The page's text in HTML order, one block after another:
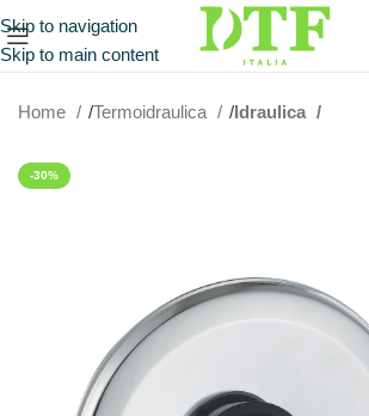
Skip to navigation
Skip to main content
Home Termoidraulica Idraulica
-30%